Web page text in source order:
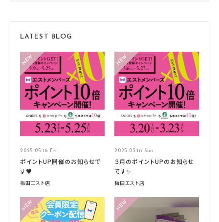
LATEST BLOG
2025.05.16 Fri
ポイントUP開催のお知らせで
す♥
梅田エスト店
2025.03.16 Sun
３月のポイントUPのお知らせ
です✨
梅田エスト店